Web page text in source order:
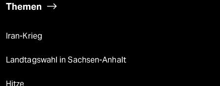
Themen
Iran-Krieg
Landtagswahl in Sachsen-Anhalt
Hitze